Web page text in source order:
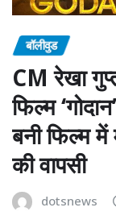
बॉलीवुड
CM रेखा
फिल्म
बनी फिल्म
की वापसी
dotsnews